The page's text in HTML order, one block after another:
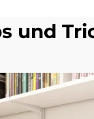
und